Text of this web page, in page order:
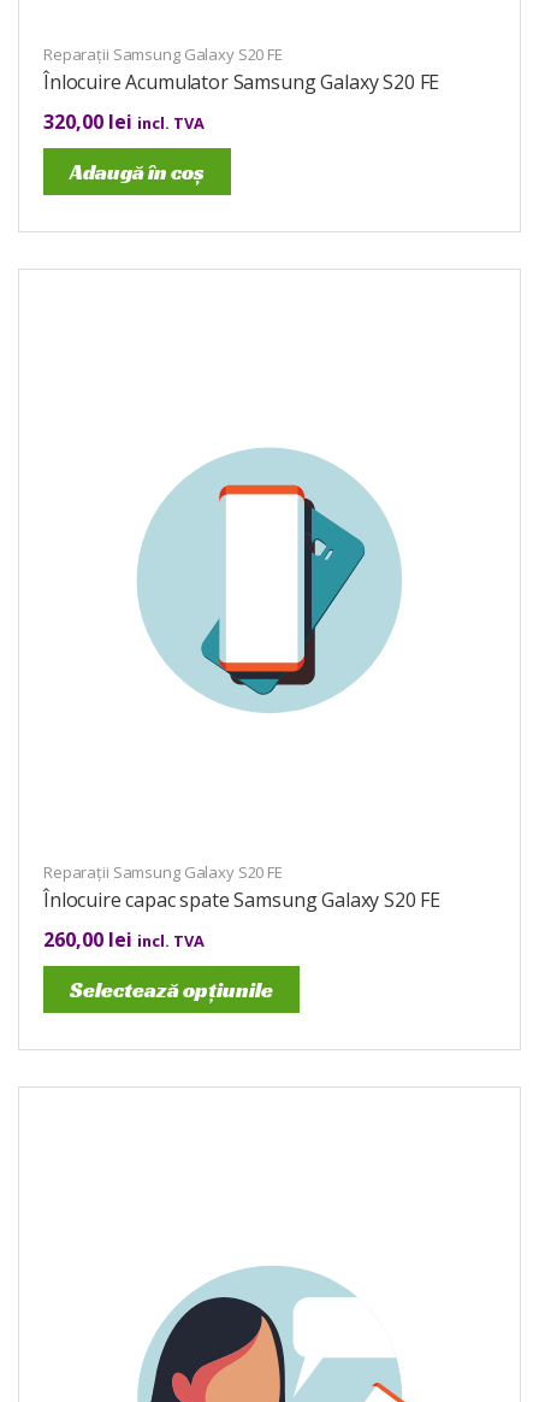
Reparații Samsung Galaxy S20 FE
Înlocuire Acumulator Samsung Galaxy S20 FE
320,00 lei incl. TVA
Adaugă în coș
Reparații Samsung Galaxy S20 FE
Înlocuire capac spate Samsung Galaxy S20 FE
260,00 lei incl. TVA
Selectează opțiunile